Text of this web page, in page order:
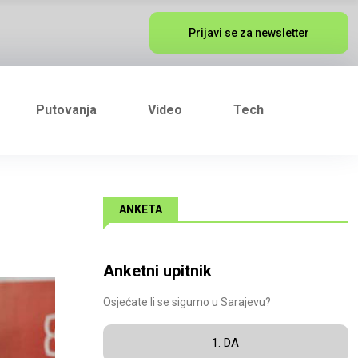
Prijavi se za newsletter
Putovanja Video Tech
ANKETA
Anketni upitnik
Osjećate li se sigurno u Sarajevu?
1. DA